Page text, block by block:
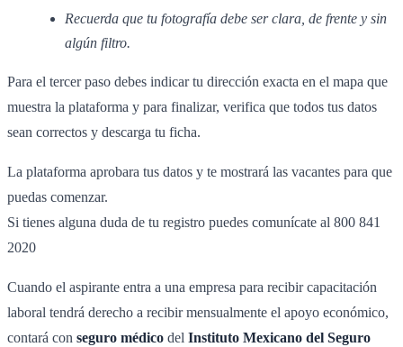
Recuerda que tu fotografía debe ser clara, de frente y sin
algún filtro.
Para el tercer paso debes indicar tu dirección exacta en el mapa que
muestra la plataforma y para finalizar, verifica que todos tus datos
sean correctos y descarga tu ficha.
La plataforma aprobara tus datos y te mostrará las vacantes para que
puedas comenzar.
Si tienes alguna duda de tu registro puedes comunícate al 800 841
2020
Cuando el aspirante entra a una empresa para recibir capacitación
laboral tendrá derecho a recibir mensualmente el apoyo económico,
contará con seguro médico del Instituto Mexicano del Seguro